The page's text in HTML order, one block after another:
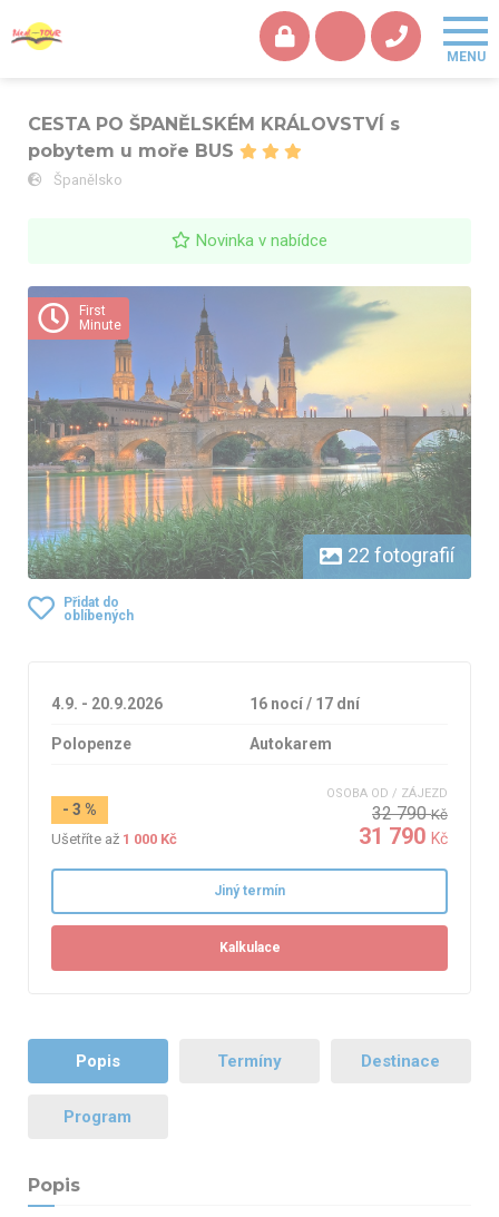
CESTA PO ŠPANĚLSKÉM KRÁLOVSTVÍ s
pobytem u moře BUS
Španělsko
Novinka v nabídce
CESTA PO ŠPANĚLSKÉM KRÁLOVSTVÍ s pobytem u moře BUS -
Zaragoza
First
Minute
22 fotografií
Přidat do
oblíbených
4.9. - 20.9.2026 16 nocí / 17 dní
Polopenze Autokarem
- 3 %
Ušetříte až 1 000 Kč
OSOBA OD / ZÁJEZD
32 790Kč
31 790 Kč
Jiný termín
Kalkulace
Popis Termíny Destinace
Program
Popis